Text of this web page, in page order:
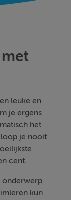
met
leuke en
je ergens
het
loop je nooit
cent.
onderwerp
kun